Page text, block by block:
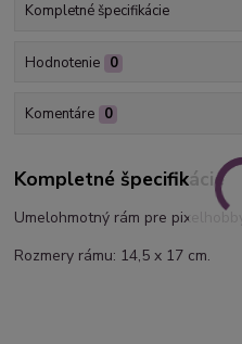
Kompletné špecifikácie
Hodnotenie 0
Komentáre 0
Kompletné špecifikácie
Umelohmotný rám pre
Rozmery rámu: 14,5 x 17 cm.